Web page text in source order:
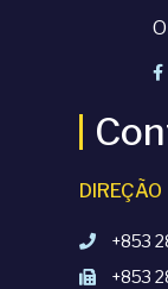
DIREÇÃO
+853
+853